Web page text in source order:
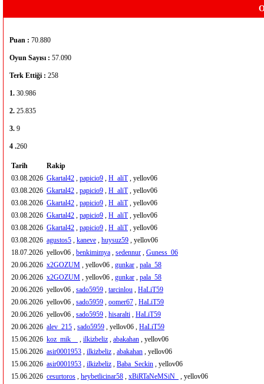
Puan : 70.880
Oyun Sayısı : 57.090
Terk Ettiği : 258
1. 30.986
2. 25.835
3. 9
4 .260
Tarih
Rakip
03.08.2026 Gkartal42 , papicio9 , H_aliT, yellov06
03.08.2026 Gkartal42 , papicio9 , H_aliT, yellov06
03.08.2026 Gkartal42 , papicio9 , H_aliT, yellov06
03.08.2026 Gkartal42 , papicio9 , H_aliT, yellov06
03.08.2026 Gkartal42 , papicio9 , H_aliT, yellov06
03.08.2026 agustos5 , kaneve , huysuz59 , yellov06
18.07.2026 yellov06 , benkimimya , sedennur , Guness_06
20.06.2026 x2GOZUM , yellov06 , gunkar , pala_58
20.06.2026 x2GOZUM , yellov06 , gunkar , pala_58
20.06.2026 yellov06 , sado5959 , tarcinlou , HaLiT59
20.06.2026 yellov06 , sado5959 , oomer67 , HaLiT59
20.06.2026 yellov06 , sado5959 , hisaralti , HaLiT59
20.06.2026 alev_215 , sado5959 , yellov06 , HaLiT59
15.06.2026 koz_mik__ , ilkizbeliz , abakahan , yellov06
15.06.2026 asir0001953 , ilkizbeliz , abakahan , yellov06
15.06.2026 asir0001953 , ilkizbeliz , Baba_Seckin , yellov06
15.06.2026 cesurtoros , heybetlicinar58 , xBiRTaNeMSiN_
, yellov06